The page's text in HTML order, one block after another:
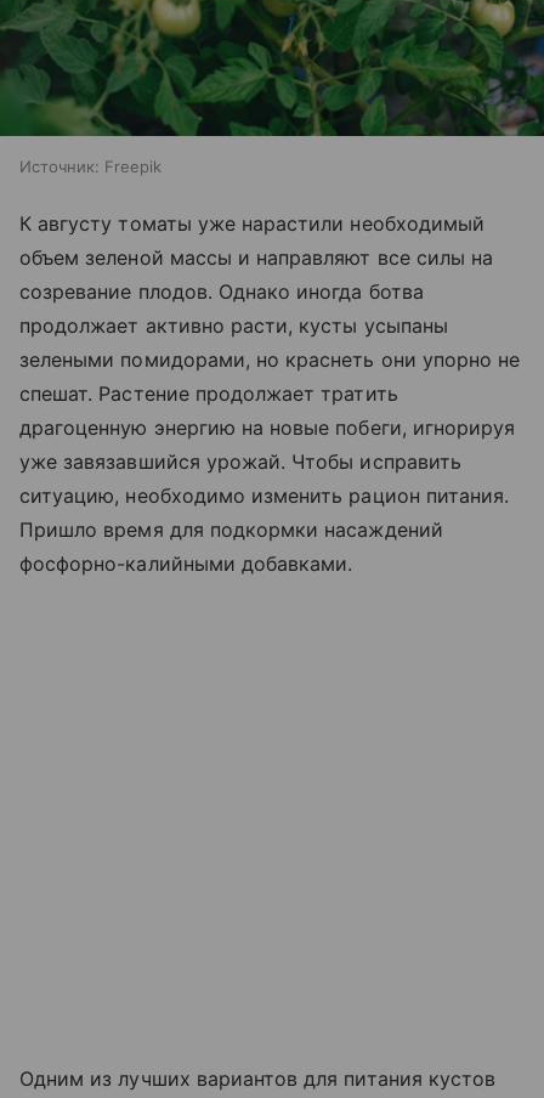
Источник: Freepik
К августу томаты уже нарастили необходимый
объем зеленой массы и направляют все силы на
созревание плодов. Однако иногда ботва
продолжает активно расти, кусты усыпаны
зелеными помидорами, но краснеть они упорно не
спешат. Растение продолжает тратить
драгоценную энергию на новые побеги, игнорируя
уже завязавшийся урожай. Чтобы исправить
ситуацию, необходимо изменить рацион питания.
Пришло время для подкормки насаждений
фосфорно-калийными добавками.
Одним из лучших вариантов для питания кустов